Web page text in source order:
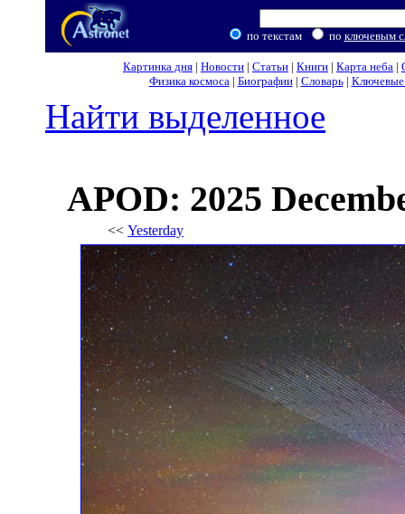
по текстам по ключевым
Картинка дня | Новости | Статьи | Книги | Карта неба |
Физика космоса| Биографии| Словарь| Ключевые
Найти выделенное
APOD: 2025
<< Yesterday